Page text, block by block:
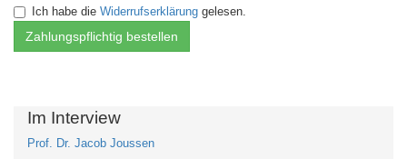
Ich habe die Widerrufserklärung gelesen.
Im Interview
Prof. Dr. Jacob Joussen